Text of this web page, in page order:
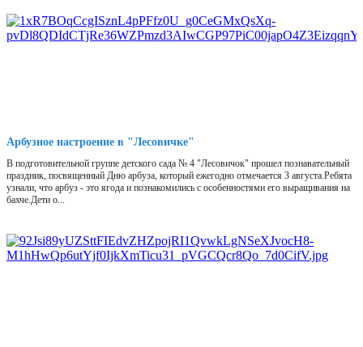
Арбузное настроение в "Лесовичке"
В подготовительной группе детского сада № 4 "Лесовичок" прошел познавательный
праздник, посвященный Дню арбуза, который ежегодно отмечается 3 августа.Ребята
узнали, что арбуз - это ягода и познакомились с особенностями его выращивания на
бахче.Дети о...